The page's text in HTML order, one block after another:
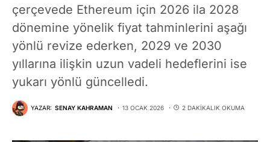
çerçevede Ethereum için 2026 ila 2028
dönemine yönelik fiyat tahminlerini aşağı
yönlü revize ederken, 2029 ve 2030
yıllarına ilişkin uzun vadeli hedeflerini ise
yukarı yönlü güncelledi.
YAZAR: SENAY KAHRAMAN 13 OCAK 2026 2 DAKIKALIK OKUMA